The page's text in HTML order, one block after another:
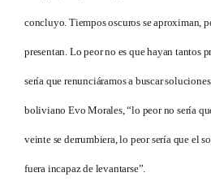
concluyo. Tiempos oscuros se aproximan,
presentan. Lo peor no es que hayan tantos
sería que renunciáramos a buscar
boliviano Evo Morales, “lo peor no sería
veinte se derrumbiera, lo peor sería que el
fuera incapaz de levantarse”.